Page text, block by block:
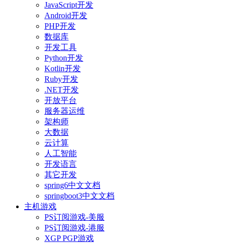
JavaScript开发
Android开发
PHP开发
数据库
开发工具
Python开发
Kotlin开发
Ruby开发
.NET开发
开放平台
服务器运维
架构师
大数据
云计算
人工智能
开发语言
其它开发
spring6中文文档
springboot3中文文档
主机游戏
PS订阅游戏-美服
PS订阅游戏-港服
XGP PGP游戏